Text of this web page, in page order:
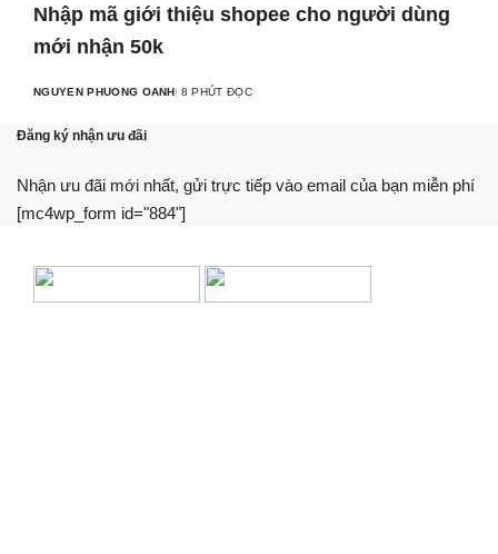
Nhập mã giới thiệu shopee cho người dùng
mới nhận 50k
NGUYEN PHUONG OANH 8 PHÚT ĐỌC
Đăng ký nhận ưu đãi
Nhận ưu đãi mới nhất, gửi trực tiếp vào email của bạn miễn phí
[mc4wp_form id="884"]